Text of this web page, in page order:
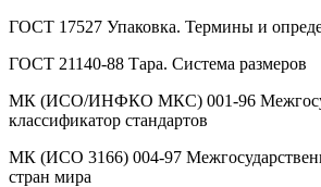
ГОСТ 17527 Упаковка. Термины и
ГОСТ 21140-88 Тара. Система размеров
МК (ИСО/ИНФКО МКС) 001-96
классификатор стандартов
МК (ИСО 3166) 004-97
стран мира